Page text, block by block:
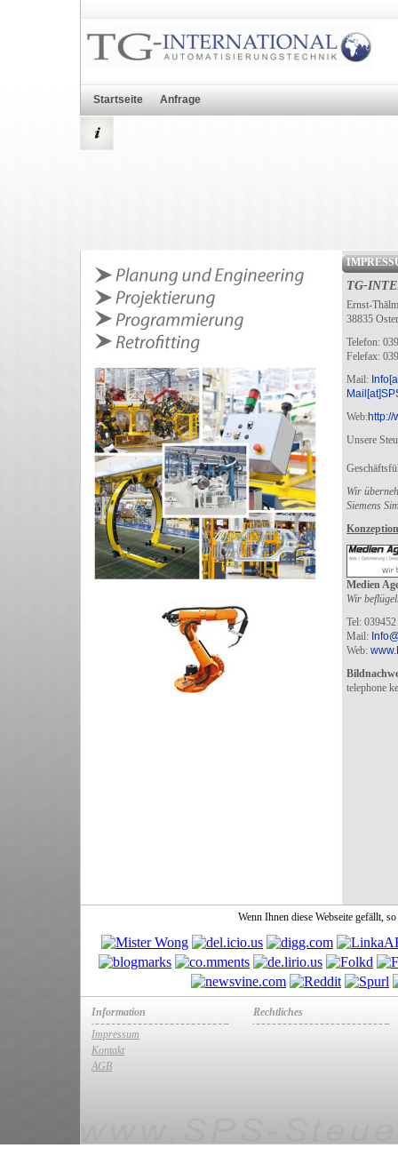
Startseite Anfrage
TG-
Ernst-
38835
Telefon:
Felefax:
Mail:
Web:
Unsere
Wir
Siemens
Medien
Wir
Tel:
Mail:
Web:
telephone
Wenn Ihnen diese Webseite gefällt,
Information
Impressum
Kontakt
AGB
Rechtliches